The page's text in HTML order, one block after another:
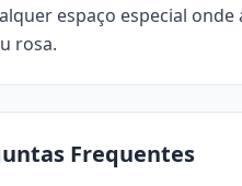
espaço especial
rosa.
Frequentes